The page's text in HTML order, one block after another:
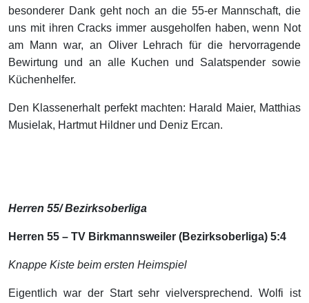
besonderer Dank geht noch an die 55-er Mannschaft, die
uns mit ihren Cracks immer ausgeholfen haben, wenn Not
am Mann war, an Oliver Lehrach für die hervorragende
Bewirtung und an alle Kuchen und Salatspender sowie
Küchenhelfer.
Den Klassenerhalt perfekt machten: Harald Maier, Matthias
Musielak, Hartmut Hildner und Deniz Ercan.
Herren 55/ Bezirksoberliga
Herren 55 – TV Birkmannsweiler (Bezirksoberliga) 5:4
Knappe Kiste beim ersten Heimspiel
Eigentlich war der Start sehr vielversprechend. Wolfi ist